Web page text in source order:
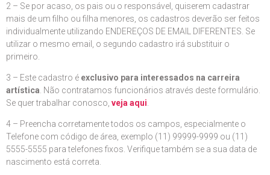
2 – Se por acaso, os pais ou o responsável, quiserem cadastrar
mais de um filho ou filha menores, os cadastros deverão ser feitos
individualmente utilizando ENDEREÇOS DE EMAIL DIFERENTES. Se
utilizar o mesmo email, o segundo cadastro irá substituir o
primeiro.
3 – Este cadastro é exclusivo para interessados na carreira
artística . Não contratamos funcionários através deste formulário.
Se quer trabalhar conosco, veja aqui
4 – Preencha corretamente todos os campos, especialmente o
Telefone com código de área, exemplo (11) 99999-9999 ou (11)
5555-5555 para telefones fixos. Verifique também se a sua data de
nascimento está correta.